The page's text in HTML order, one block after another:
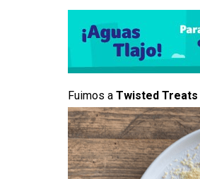
Fuimos a Twisted Treats